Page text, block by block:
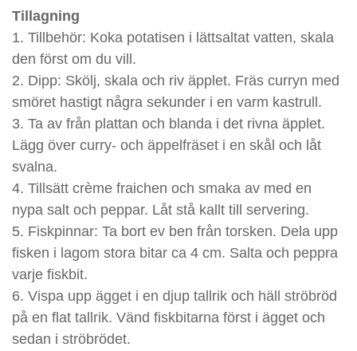
Tillagning
1. Tillbehör: Koka potatisen i lättsaltat vatten, skala
den först om du vill.
2. Dipp: Skölj, skala och riv äpplet. Fräs curryn med
smöret hastigt några sekunder i en varm kastrull.
3. Ta av från plattan och blanda i det rivna äpplet.
Lägg över curry- och äppelfräset i en skål och låt
svalna.
4. Tillsätt crème fraichen och smaka av med en
nypa salt och peppar. Låt stå kallt till servering.
5. Fiskpinnar: Ta bort ev ben från torsken. Dela upp
fisken i lagom stora bitar ca 4 cm. Salta och peppra
varje fiskbit.
6. Vispa upp ägget i en djup tallrik och häll ströbröd
på en flat tallrik. Vänd fiskbitarna först i ägget och
sedan i ströbrödet.